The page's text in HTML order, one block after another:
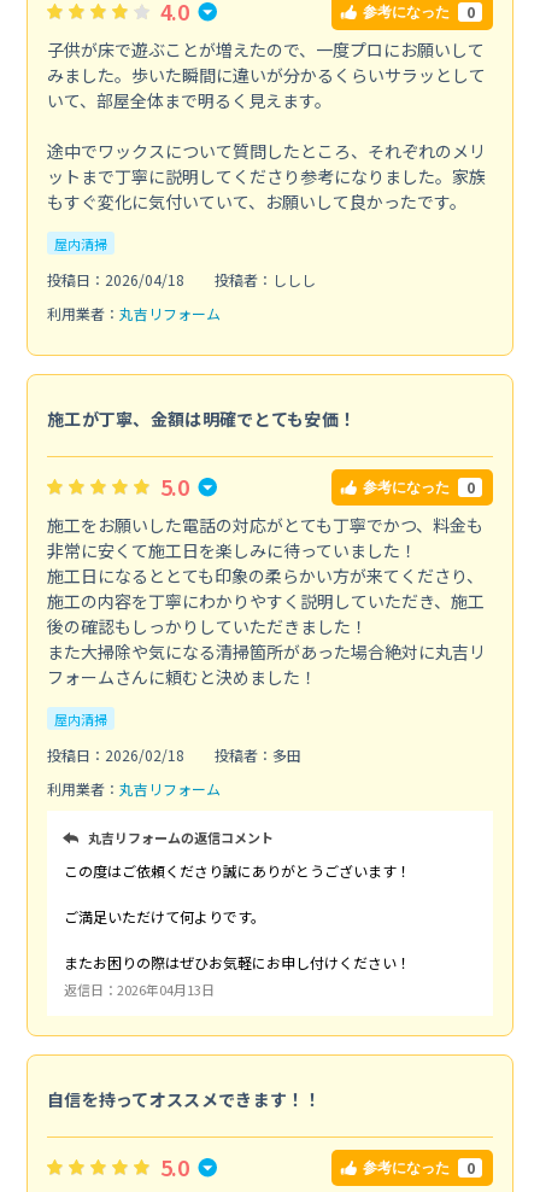
4.0 参考になった 0
子供が床で遊ぶことが増えたので、一度プロにお願いして
みました。歩いた瞬間に違いが分かるくらいサラッとして
いて、部屋全体まで明るく見えます。
途中でワックスについて質問したところ、それぞれのメリ
ットまで丁寧に説明してくださり参考になりました。家族
もすぐ変化に気付いていて、お願いして良かったです。
屋内清掃
投稿日：2026/04/18
投稿者：ししし
利用業者： 丸吉リフォーム
施工が丁寧、金額は明確でとても安価！
5.0 参考になった 0
施工をお願いした電話の対応がとても丁寧でかつ、料金も
非常に安くて施工日を楽しみに待っていました！
施工日になるととても印象の柔らかい方が来てくださり、
施工の内容を丁寧にわかりやすく説明していただき、施工
後の確認もしっかりしていただきました！
また大掃除や気になる清掃箇所があった場合絶対に丸吉リ
フォームさんに頼むと決めました！
屋内清掃
投稿日：2026/02/18
投稿者：多田
利用業者： 丸吉リフォーム
丸吉リフォームの返信コメント
この度はご依頼くださり誠にありがとうございます！
ご満足いただけて何よりです。
またお困りの際はぜひお気軽にお申し付けください！
返信日：2026年04月13日
自信を持ってオススメできます！！
5.0 参考になった 0